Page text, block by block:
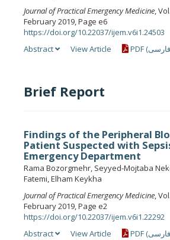
Journal of Practical Emergency Medicine,
February 2019, Page e6
https://doi.org/10.22037/ijem.v6i1.24503
Abstract
View Article
Brief Report
Findings of the Peripheral
Patient Suspected with
Emergency Department
Rama Bozorgmehr, Seyyed-Mojtaba
Fatemi, Elham Keykha
Journal of Practical Emergency Medicine,
February 2019, Page e2
https://doi.org/10.22037/ijem.v6i1.22292
Abstract
View Article